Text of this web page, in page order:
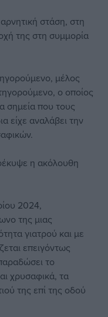
στάση, στη
της στη συμμορία
μέλος
ο οποίος
σημεία που τους
είχε αναλάβει την
η ακόλουθη
2024,
της μιας
γιατρού και με
επειγόντως
το
χρυσαφικά, τα
της επί της οδού